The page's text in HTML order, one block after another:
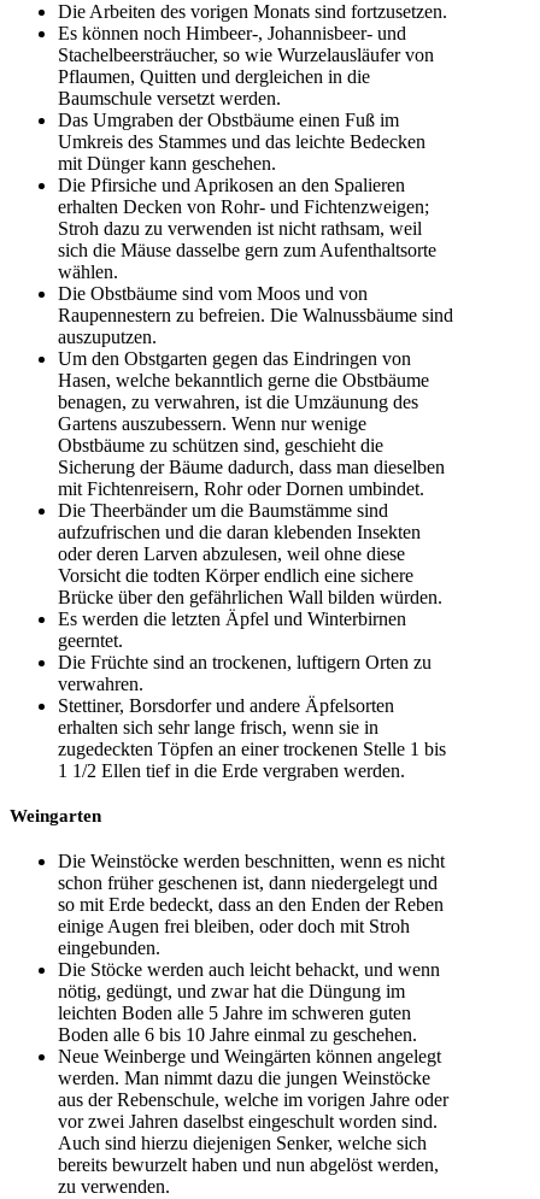
Die Arbeiten des vorigen Monats sind fortzusetzen.
Es können noch Himbeer-, Johannisbeer- und
Stachelbeersträucher, so wie Wurzelausläufer von
Pflaumen, Quitten und dergleichen in die
Baumschule versetzt werden.
Das Umgraben der Obstbäume einen Fuß im
Umkreis des Stammes und das leichte Bedecken
mit Dünger kann geschehen.
Die Pfirsiche und Aprikosen an den Spalieren
erhalten Decken von Rohr- und Fichtenzweigen;
Stroh dazu zu verwenden ist nicht rathsam, weil
sich die Mäuse dasselbe gern zum Aufenthaltsorte
wählen.
Die Obstbäume sind vom Moos und von
Raupennestern zu befreien. Die Walnussbäume sind
auszuputzen.
Um den Obstgarten gegen das Eindringen von
Hasen, welche bekanntlich gerne die Obstbäume
benagen, zu verwahren, ist die Umzäunung des
Gartens auszubessern. Wenn nur wenige
Obstbäume zu schützen sind, geschieht die
Sicherung der Bäume dadurch, dass man dieselben
mit Fichtenreisern, Rohr oder Dornen umbindet.
Die Theerbänder um die Baumstämme sind
aufzufrischen und die daran klebenden Insekten
oder deren Larven abzulesen, weil ohne diese
Vorsicht die todten Körper endlich eine sichere
Brücke über den gefährlichen Wall bilden würden.
Es werden die letzten Äpfel und Winterbirnen
geerntet.
Die Früchte sind an trockenen, luftigern Orten zu
verwahren.
Stettiner, Borsdorfer und andere Äpfelsorten
erhalten sich sehr lange frisch, wenn sie in
zugedeckten Töpfen an einer trockenen Stelle 1 bis
1 1/2 Ellen tief in die Erde vergraben werden.
Weingarten
Die Weinstöcke werden beschnitten, wenn es nicht
schon früher geschenen ist, dann niedergelegt und
so mit Erde bedeckt, dass an den Enden der Reben
einige Augen frei bleiben, oder doch mit Stroh
eingebunden.
Die Stöcke werden auch leicht behackt, und wenn
nötig, gedüngt, und zwar hat die Düngung im
leichten Boden alle 5 Jahre im schweren guten
Boden alle 6 bis 10 Jahre einmal zu geschehen.
Neue Weinberge und Weingärten können angelegt
werden. Man nimmt dazu die jungen Weinstöcke
aus der Rebenschule, welche im vorigen Jahre oder
vor zwei Jahren daselbst eingeschult worden sind.
Auch sind hierzu diejenigen Senker, welche sich
bereits bewurzelt haben und nun abgelöst werden,
zu verwenden.